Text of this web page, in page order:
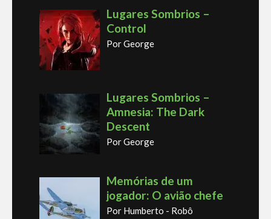
Lugares Sombrios –
Control
Por George
Lugares Sombrios –
Amnesia: The Dark
Descent
Por George
Memórias de um
jogador: O avião chefe
Por Humberto - Robô